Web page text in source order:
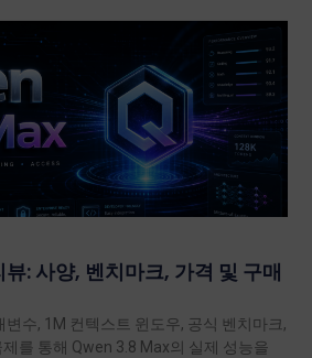
: 사양, 벤치마크, 가격 및 구매
변수, 1M 컨텍스트 윈도우, 공식 벤치마크,
를 통해 Qwen 3.8 Max의 실제 성능을